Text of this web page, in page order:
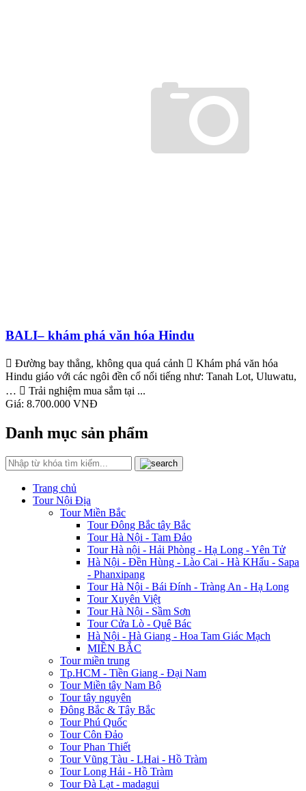
BALI– khám phá văn hóa Hindu
 Đường bay thẳng, không qua quá cảnh  Khám phá văn hóa
Hindu giáo với các ngôi đền cổ nổi tiếng như: Tanah Lot, Uluwatu,
…  Trải nghiệm mua sắm tại ...
Giá: 8.700.000 VNĐ
Danh mục sản phẩm
Trang chủ
Tour Nội Địa
Tour Miền Bắc
Tour Đông Bắc tây Bắc
Tour Hà Nội - Tam Đảo
Tour Hà nội - Hải Phòng - Hạ Long - Yên Tử
Hà Nội - Đền Hùng - Lào Cai - Hà KHẩu - Sapa
- Phanxipang
Tour Hà Nội - Bái Đính - Tràng An - Hạ Long
Tour Xuyên Việt
Tour Hà Nội - Sầm Sơn
Tour Cửa Lò - Quê Bác
Hà Nội - Hà Giang - Hoa Tam Giác Mạch
MIỀN BẮC
Tour miền trung
Tp.HCM - Tiền Giang - Đại Nam
Tour Miền tây Nam Bộ
Tour tây nguyên
Đông Bắc & Tây Bắc
Tour Phú Quốc
Tour Côn Đảo
Tour Phan Thiết
Tour Vũng Tàu - LHai - Hồ Tràm
Tour Long Hải - Hồ Tràm
Tour Đà Lạt - madagui